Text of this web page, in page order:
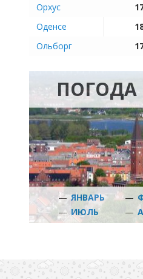
Орхус
Оденсе
Ольборг
ПОГОДА
—ЯНВАРЬ —
— ИЮЛЬ —